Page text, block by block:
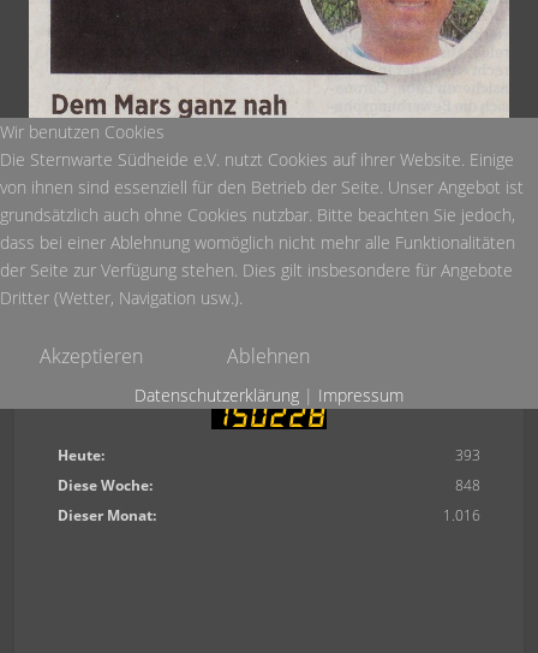
Celleschen Zeitung.
Heute:
393
Diese Woche:
848
Dieser Monat:
1.016
Wir benutzen Cookies
Die Sternwarte Südheide e.V. nutzt Cookies auf ihrer Website. Einige
von ihnen sind essenziell für den Betrieb der Seite. Unser Angebot ist
grundsätzlich auch ohne Cookies nutzbar. Bitte beachten Sie jedoch,
dass bei einer Ablehnung womöglich nicht mehr alle Funktionalitäten
der Seite zur Verfügung stehen. Dies gilt insbesondere für Angebote
Dritter (Wetter, Navigation usw.).
Akzeptieren Ablehnen
Datenschutzerklärung | Impressum